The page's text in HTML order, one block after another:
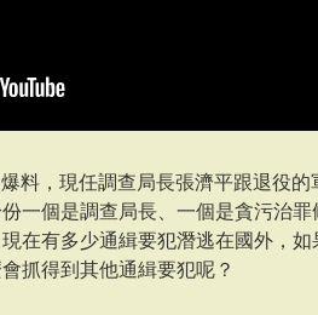
料，現任調查局長張濟平跟退役
一個是調查局長、一個是貪污治
在有多少通緝要犯潛逃在國外，
抓得到其他通緝要犯呢？